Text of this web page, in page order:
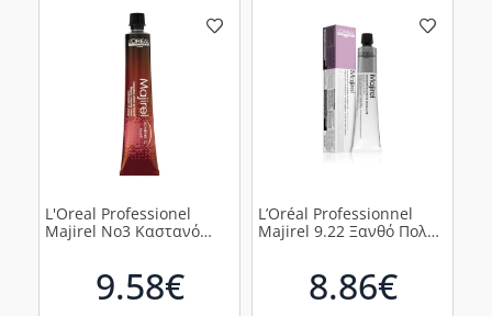
L'Oreal Professionel
Majirel No3 Καστανό
9.58€
L’Oréal Professionnel
Majirel 9.22 Ξανθό Πολύ
8.86€